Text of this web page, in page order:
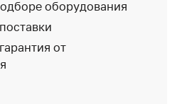
оборудования
от